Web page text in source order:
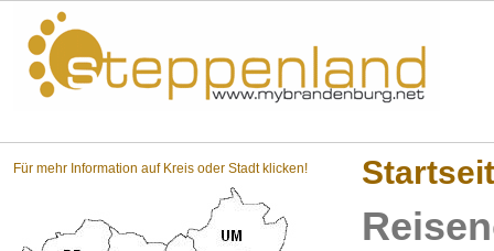
Für mehr Information auf Kreis oder Stadt klicken!